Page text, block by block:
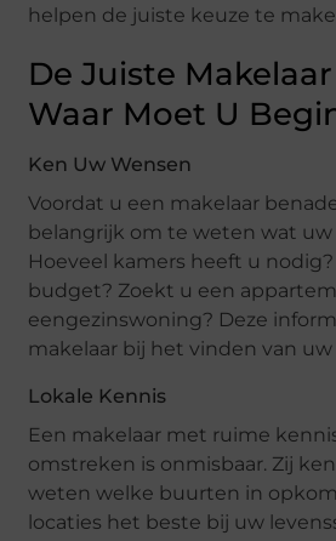
helpen de juiste keuze te
De Juiste
Waar Moet U
Ken Uw Wensen
Voordat u een makelaar
belangrijk om te weten wat uw
Hoeveel kamers heeft u
budget? Zoekt u een
eengezinswoning? Deze
makelaar bij het vinden van uw
Lokale Kennis
Een makelaar met ruime
omstreken is onmisbaar. Zij
weten welke buurten in
locaties het beste bij uw